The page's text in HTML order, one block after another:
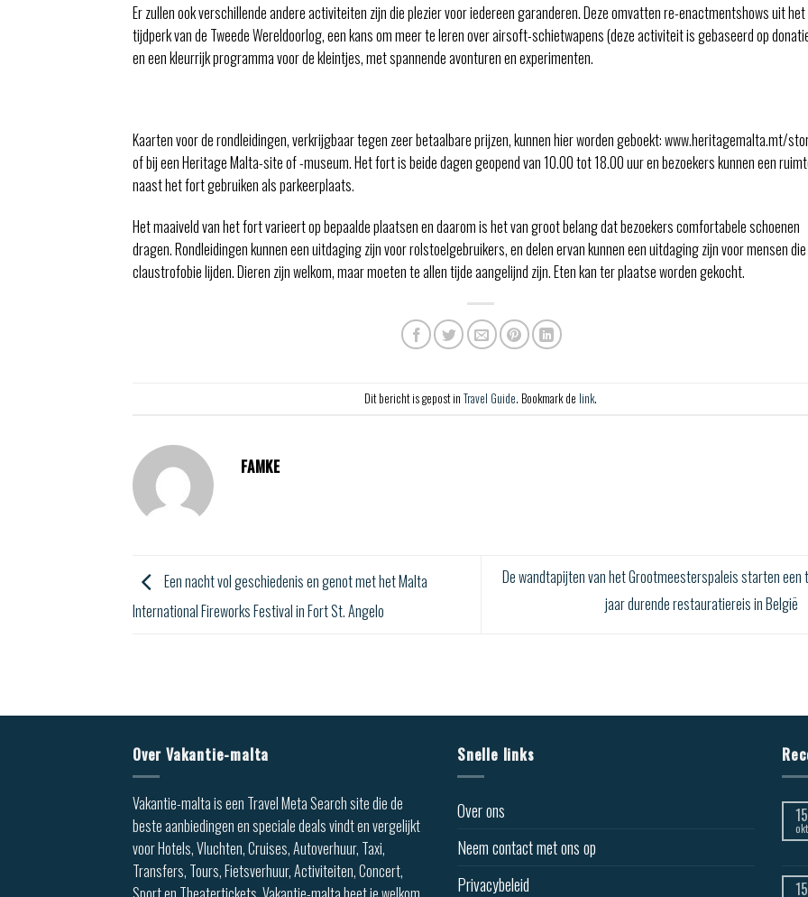
Er zullen ook verschillende andere activiteiten zijn die plezier voor iedereen garanderen. Deze omvatten re-enactmentshows uit het
tijdperk van de Tweede Wereldoorlog, een kans om meer te leren over airsoft-schietwapens (deze activiteit is gebaseerd op
en een kleurrijk programma voor de kleintjes, met spannende avonturen en experimenten.
Kaarten voor de rondleidingen, verkrijgbaar tegen zeer betaalbare prijzen, kunnen hier worden geboekt: www.heritagemalta.mt/
of bij een Heritage Malta-site of -museum. Het fort is beide dagen geopend van 10.00 tot 18.00 uur en bezoekers kunnen een
naast het fort gebruiken als parkeerplaats.
Het maaiveld van het fort varieert op bepaalde plaatsen en daarom is het van groot belang dat bezoekers comfortabele schoenen
dragen. Rondleidingen kunnen een uitdaging zijn voor rolstoelgebruikers, en delen ervan kunnen een uitdaging zijn voor mensen
claustrofobie lijden. Dieren zijn welkom, maar moeten te allen tijde aangelijnd zijn. Eten kan ter plaatse worden gekocht.
Dit bericht is gepost inTravel Guide. Bookmark de link.
FAMKE
Een nacht vol geschiedenis en genot met het Malta
International Fireworks Festival in Fort St. Angelo
De wandtapijten van het Grootmeesterspaleis starten een
jaar durende restauratiereis in België
Over Vakantie-malta
Vakantie-malta is een Travel Meta Search site die de
beste aanbiedingen en speciale deals vindt en vergelijkt
voor Hotels, Vluchten, Cruises, Autoverhuur, Taxi,
Transfers, Tours, Fietsverhuur, Activiteiten, Concert,
Snelle links
Over ons
Neem contact met ons op
Privacybeleid
15
okt
15